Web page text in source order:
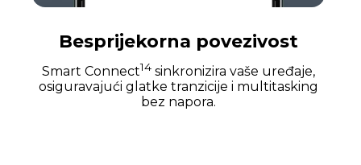
Besprijekorna povezivost
Smart Connect14 sinkronizira vaše uređaje,
osiguravajući glatke tranzicije i multitasking
bez napora.